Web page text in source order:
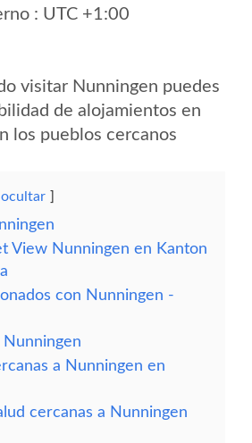
: UTC +1:00
visitar Nunningen puedes
de alojamientos en
los pueblos cercanos
ocultar
View Nunningen en Kanton
con Nunningen -
a Nunningen en
cercanas a Nunningen